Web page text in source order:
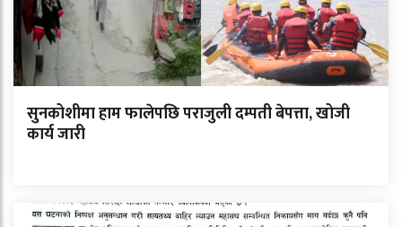
सुनकोशीमा हाम फालेपछि पराजुली दम्पती बेपत्ता, खोजी
कार्य जारी